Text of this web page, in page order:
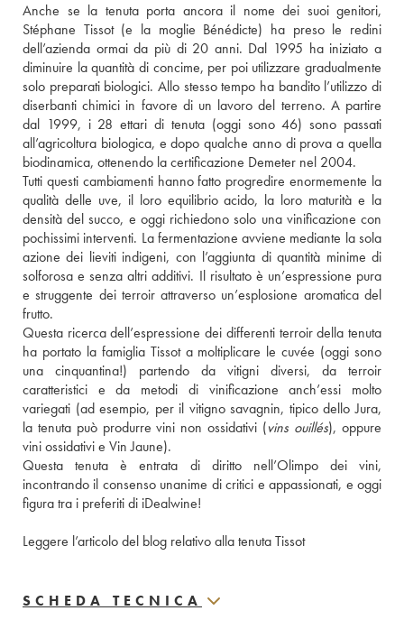
Anche se la tenuta porta ancora il nome dei suoi genitori,
Stéphane Tissot (e la moglie Bénédicte) ha preso le redini
dell’azienda ormai da più di 20 anni. Dal 1995 ha iniziato a
diminuire la quantità di concime, per poi utilizzare gradualmente
solo preparati biologici. Allo stesso tempo ha bandito l’utilizzo di
diserbanti chimici in favore di un lavoro del terreno. A partire
dal 1999, i 28 ettari di tenuta (oggi sono 46) sono passati
all’agricoltura biologica, e dopo qualche anno di prova a quella
biodinamica, ottenendo la certificazione Demeter nel 2004.
Tutti questi cambiamenti hanno fatto progredire enormemente la
qualità delle uve, il loro equilibrio acido, la loro maturità e la
densità del succo, e oggi richiedono solo una vinificazione con
pochissimi interventi. La fermentazione avviene mediante la sola
azione dei lieviti indigeni, con l’aggiunta di quantità minime di
solforosa e senza altri additivi. Il risultato è un’espressione pura
e struggente dei terroir attraverso un’esplosione aromatica del
frutto.
Questa ricerca dell’espressione dei differenti terroir della tenuta
ha portato la famiglia Tissot a moltiplicare le cuvée (oggi sono
una cinquantina!) partendo da vitigni diversi, da terroir
caratteristici e da metodi di vinificazione anch’essi molto
variegati (ad esempio, per il vitigno savagnin, tipico dello Jura,
la tenuta può produrre vini non ossidativi (vins ouillés), oppure
vini ossidativi e Vin Jaune).
Questa tenuta è entrata di diritto nell’Olimpo dei vini,
incontrando il consenso unanime di critici e appassionati, e oggi
figura tra i preferiti di iDealwine!
Leggere l’articolo del blog relativo alla tenuta Tissot
SCHEDA TECNICA